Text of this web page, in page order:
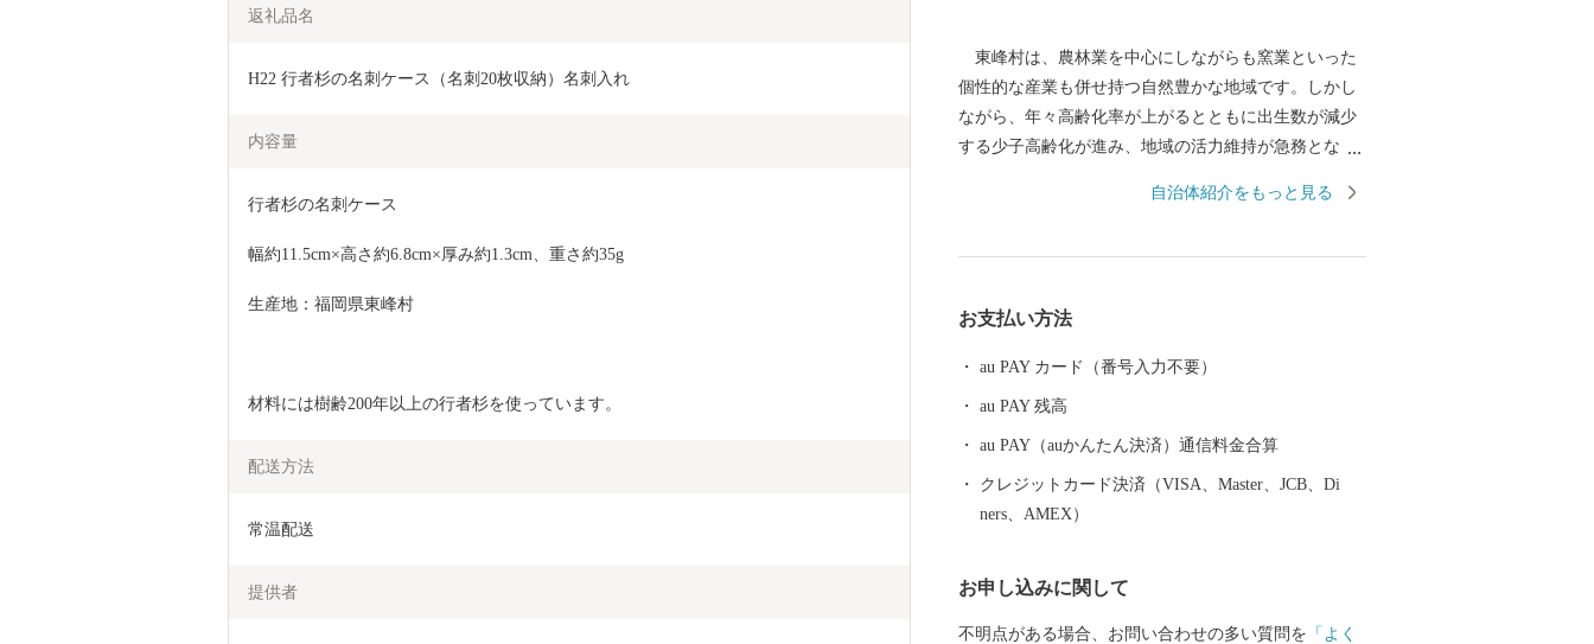
返礼品名
H22 行者杉の名刺ケース（名刺20枚収納）名刺入れ
内容量
行者杉の名刺ケース
幅約11.5cm×高さ約6.8cm×厚み約1.3cm、重さ約35g
生産地：福岡県東峰村
材料には樹齢200年以上の行者杉を使っています。
配送方法
常温配送
提供者
東峰村は、農林業を中心にしながらも窯業といった
個性的な産業も併せ持つ自然豊かな地域です。しかし
ながら、年々高齢化率が上がるとともに出生数が減少
する少子高齢化が進み、地域の活力維持が急務となっ
る住環境の整備を推進しながら、豊かな地域づくりに
里の環境が一変しました。そのような中、全国より温
自治体紹介をもっと見る
お支払い方法
au PAY カード（番号入力不要）
au PAY 残高
au PAY（auかんたん決済）通信料金合算
クレジットカード決済（VISA、Master、JCB、Di
ners、AMEX）
お申し込みに関して
不明点がある場合、お問い合わせの多い質問を 「よく